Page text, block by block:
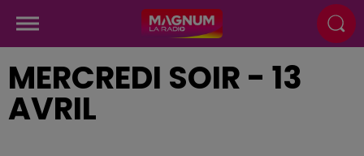
MERCREDI SOIR - 13
AVRIL